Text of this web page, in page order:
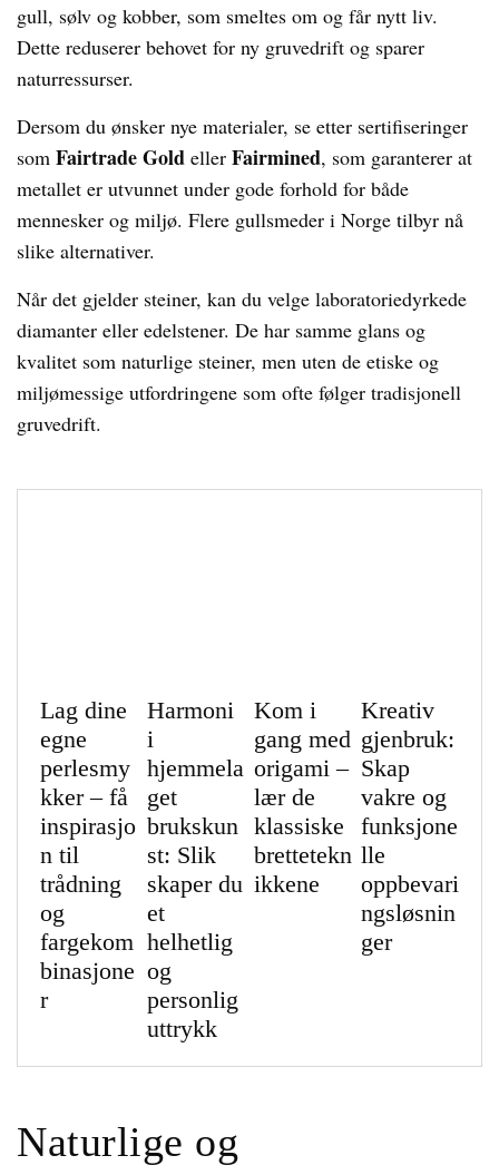
gull, sølv og kobber, som smeltes om og får nytt liv.
Dette reduserer behovet for ny gruvedrift og sparer
naturressurser.
Dersom du ønsker nye materialer, se etter sertifiseringer
som Fairtrade Gold eller Fairmined, som garanterer at
metallet er utvunnet under gode forhold for både
mennesker og miljø. Flere gullsmeder i Norge tilbyr nå
slike alternativer.
Når det gjelder steiner, kan du velge laboratoriedyrkede
diamanter eller edelstener. De har samme glans og
kvalitet som naturlige steiner, men uten de etiske og
miljømessige utfordringene som ofte følger tradisjonell
gruvedrift.
Lag dine
egne
perlesmy
kker – få
inspirasjo
n til
trådning
og
fargekom
binasjone
r
Harmoni
i
hjemmela
get
brukskun
st: Slik
skaper du
et
helhetlig
og
personlig
uttrykk
Kom i
gang med
origami –
lær de
klassiske
brettetekn
ikkene
Kreativ
gjenbruk:
Skap
vakre og
funksjone
lle
oppbevari
ngsløsnin
ger
Naturlige og